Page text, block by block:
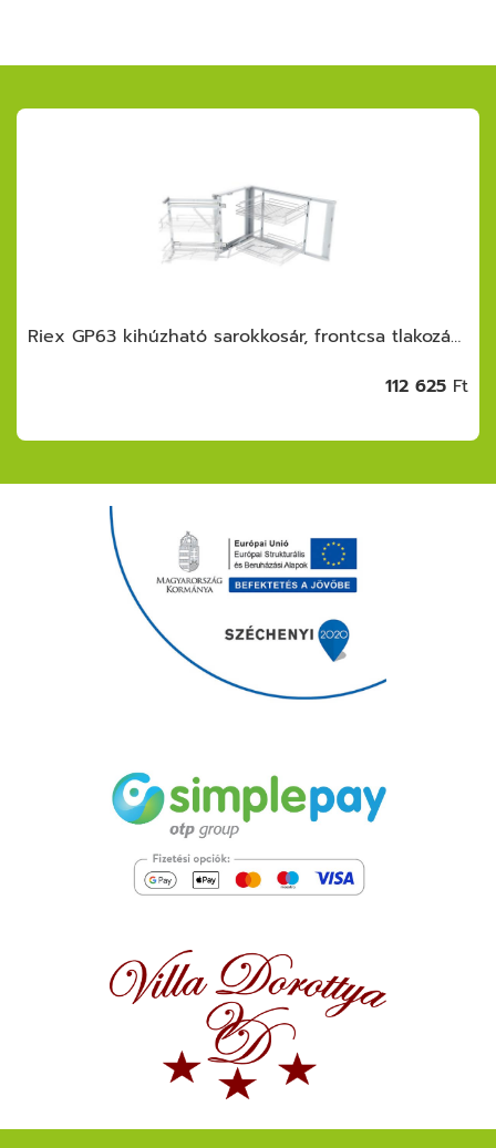
Riex GP63 kihúzható sarokkosár, frontcsa tlakozású, drótkosár, bal/jobb, W900, kr óm
112 625 Ft